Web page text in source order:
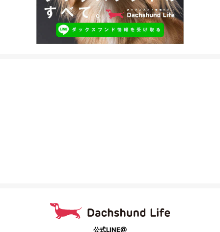
公式LINE@